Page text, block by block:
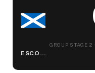
ESCOCIA
GROUP STAGE